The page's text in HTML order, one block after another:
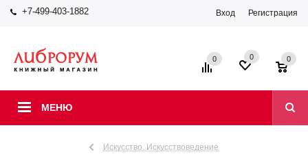
+7-499-403-1882 Вход Регистрация
МЕНЮ
0 0 0
Искусство. Искусствоведение